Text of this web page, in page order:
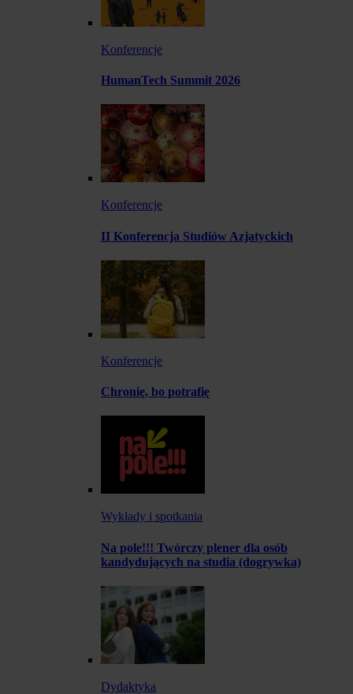
Konferencje
HumanTech Summit 2026
Konferencje
II Konferencja Studiów Azjatyckich
Konferencje
Chronię, bo potrafię
Wykłady i spotkania
Na pole!!! Twórczy plener dla osób
kandydujących na studia (dogrywka)
Dydaktyka